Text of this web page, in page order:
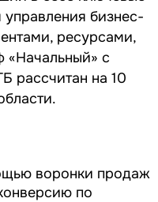
бизнес-
ресурсами,
«Начальный» с
рассчитан на 10
воронки продаж
по